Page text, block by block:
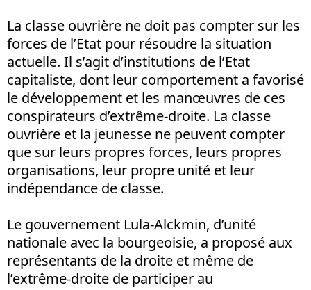
La classe ouvrière ne doit pas compter sur les
forces de l’Etat pour résoudre la situation
actuelle. Il s’agit d’institutions de l’Etat
capitaliste, dont leur comportement a favorisé
le développement et les manœuvres de ces
conspirateurs d’extrême-droite. La classe
ouvrière et la jeunesse ne peuvent compter
que sur leurs propres forces, leurs propres
organisations, leur propre unité et leur
indépendance de classe.
Le gouvernement Lula-Alckmin, d’unité
nationale avec la bourgeoisie, a proposé aux
représentants de la droite et même de
l’extrême-droite de participer au